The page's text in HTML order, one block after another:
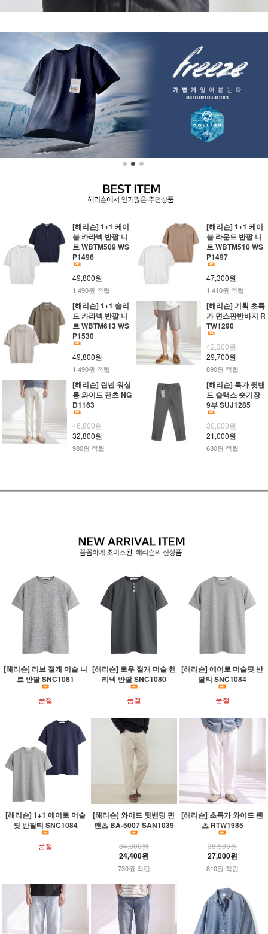
[해리슨] 1+1 케이
블 카라넥 반팔 니
트 WBTM509 WS
P1496
49,800원
1,490원 적립
[해리슨] 1+1 케이
블 라운드 반팔 니
트 WBTM510 WS
P1497
47,300원
1,410원 적립
[해리슨] 1+1 솔리
드 카라넥 반팔 니
트 WBTM613 WS
P1530
49,800원
1,490원 적립
[해리슨] 기획 초특
가 면스판반바지 R
TW1290
42,300원
29,700원
890원 적립
[해리슨] 린넨 워싱
롱 와이드 팬츠 NG
D1163
46,800원
32,800원
980원 적립
[해리슨] 특가 뒷밴
드 슬랙스 숏기장
9부 SUJ1285
30,000원
21,000원
630원 적립
[해리슨] 리브 절개 머슬 니
트 반팔 SNC1081
품절
[해리슨] 로우 절개 머슬 헨
리넥 반팔 SNC1080
품절
[해리슨] 에어로 머슬핏 반
팔티 SNC1084
품절
[해리슨] 1+1 에어로 머슬
핏 반팔티 SNC1084
품절
[해리슨] 와이드 뒷밴딩 면
팬츠 BA-5007 SAN1039
34,800원
24,400원
730원 적립
[해리슨] 초특가 와이드 팬
츠 RTW1985
38,500원
27,000원
810원 적립